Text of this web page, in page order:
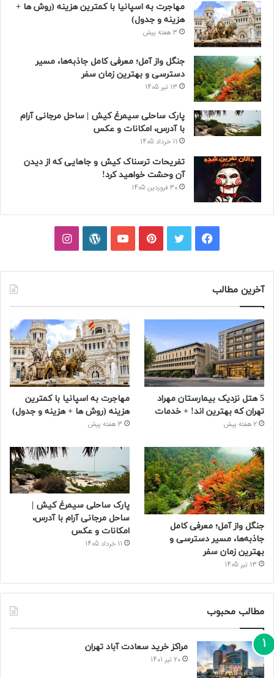
مهاجرت به اسپانیا با کمترین هزینه (روش ها +
هزینه و جدول)
3 هفته پیش
جنگل واز آمل؛ معرفی کامل جاذبه‌ها، مسیر
دسترسی و بهترین زمان سفر
13 تیر 1405
پارک ساحلی سیمرغ کیش | ساحل مرجانی آرام
با آدرس، امکانات و عکس
11 خرداد 1405
تفریحات ترسناک کیش و جاهایی که از دیدن
آن وحشت خواهید کرد!
30 فروردین 1405
فیسبوکتوییترپینتریستیوتیوبوردپرساینستاگرام
آخرین مطالب
5 هتل نزدیک بیمارستان مهراد
تهران که بهترین‌ اند! + خدمات
2 هفته پیش
مهاجرت به اسپانیا با کمترین
هزینه (روش ها + هزینه و جدول)
3 هفته پیش
جنگل واز آمل؛ معرفی کامل
جاذبه‌ها، مسیر دسترسی و
بهترین زمان سفر
13 تیر 1405
پارک ساحلی سیمرغ کیش |
ساحل مرجانی آرام با آدرس،
امکانات و عکس
11 خرداد 1405
مطالب محبوب
مراکز خرید سعادت‌ آباد تهران
20 تیر 1401